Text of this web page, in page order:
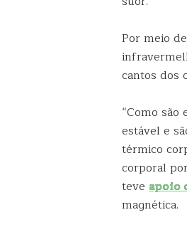
Por meio
cantos dos
“Como
estável e
térmico
corporal
teve apoio
magnética.